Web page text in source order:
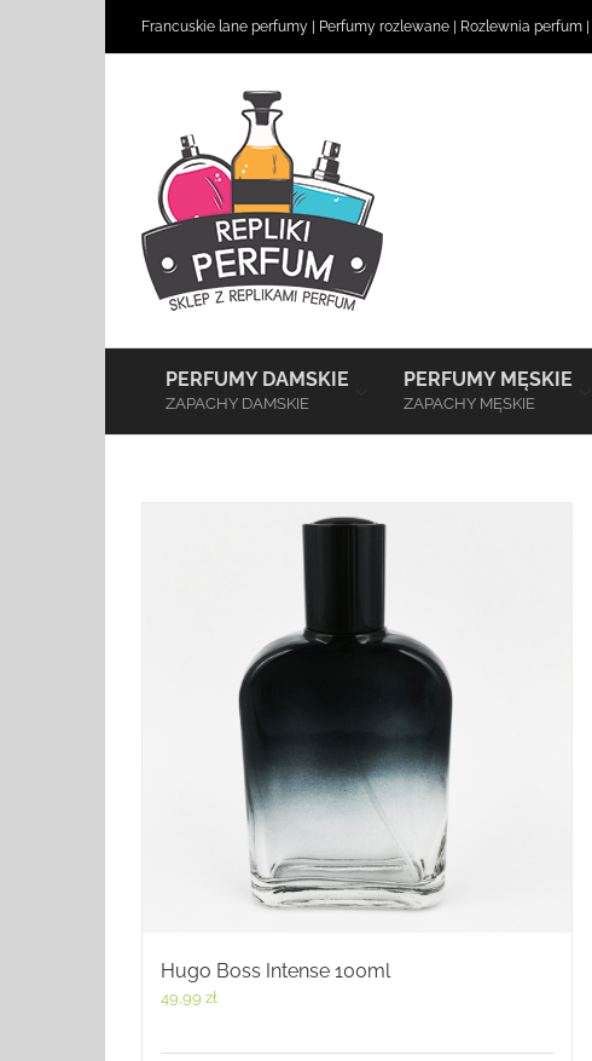
Francuskie lane perfumy Perfumy rozlewane Rozlewnia perfum
PERFUMY DAMSKIE
ZAPACHY DAMSKIE
PERFUMY MĘSKIE
ZAPACHY MĘSKIE
Hugo Boss Intense 100ml
49,99 zł